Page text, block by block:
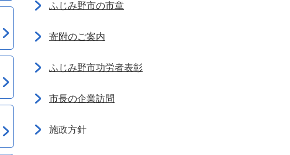
ふじみ野市の市章
寄附のご案内
ふじみ野市功労者表彰
市長の企業訪問
施政方針